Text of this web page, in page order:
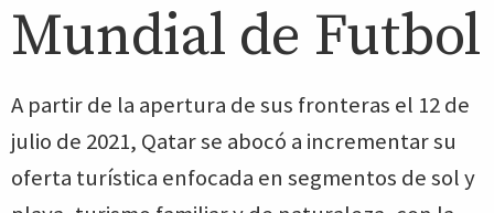
Mundial de Futbol
A partir de la apertura de sus fronteras el 12 de
julio de 2021, Qatar se abocó a incrementar su
oferta turística enfocada en segmentos de sol y